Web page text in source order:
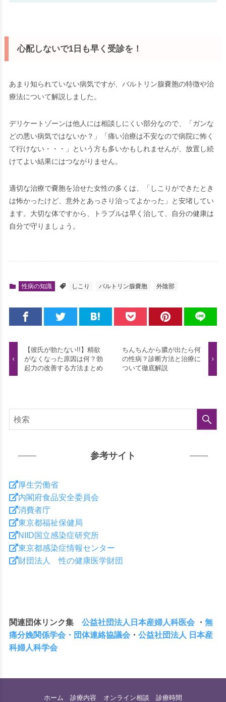
心配しないで1日も早く受診を！
あまり知られていない病気ですが、バルトリン腺嚢胞の特徴や治
療法について解説しました。
デリケートゾーンは他人には相談しにくい部分なので、「ガンな
どの悪い病気ではないか？」「痛い治療は不安なので病院に怖く
て行けない・・・」という方も多いかもしれませんが、放置し続
けてよい結果にはつながりません。
適切な治療で嚢胞を治せた女性の多くは、「しこりができたとき
は怖かったけど、意外とあっさり治ってよかった」と安堵してい
ます。大切な体ですから、トラブルは早く治して、自分の健康は
自分で守りましょう。
性病の知識 しこり バルトリン腺嚢胞 外陰部
【彼氏が勃たない!!】精欲
がなくなった原因は何？勃
起力の改善する方法まとめ
ちんちんから膿が出たら何
の性病？診断方法と治療に
ついて徹底解説
参考サイト
厚生労働省
内閣府食品安全委員会
消費者庁
東京都福祉保健局
NIID国立感染症研究所
東京都感染症情報センター
財団法人 性の健康医学財団
関連団体リンク集 公益社団法人日本産婦人科医会 ・ 無
痛分娩関係学会・団体連絡協議会・ 公益社団法人 日本産
科婦人科学会
ホーム 診療内容 オンライン相談 診療時間